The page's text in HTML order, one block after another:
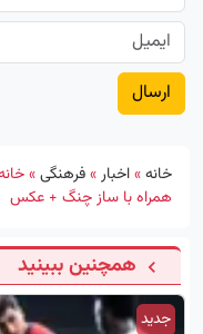
خانه»اخبار»فرهنگی»
همراه با ساز چنگ + عکس
همچنین ببینید
جدید